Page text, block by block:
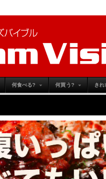
何食べる? 何買う? き